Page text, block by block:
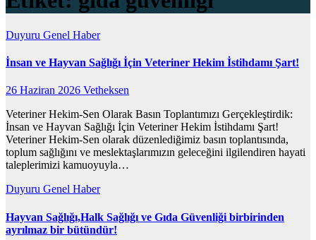
Duyuru Genel Haber
İnsan ve Hayvan Sağlığı İçin Veteriner Hekim İstihdamı Şart!
26 Haziran 2026 Vetheksen
Veteriner Hekim-Sen Olarak Basın Toplantımızı Gerçekleştirdik:
İnsan ve Hayvan Sağlığı İçin Veteriner Hekim İstihdamı Şart! ​
Veteriner Hekim-Sen olarak düzenlediğimiz basın toplantısında,
toplum sağlığını ve meslektaşlarımızın geleceğini ilgilendiren hayati
taleplerimizi kamuoyuyla…
Duyuru Genel Haber
Hayvan Sağlığı,Halk Sağlığı ve Gıda Güvenliği birbirinden
ayrılmaz bir bütündür!